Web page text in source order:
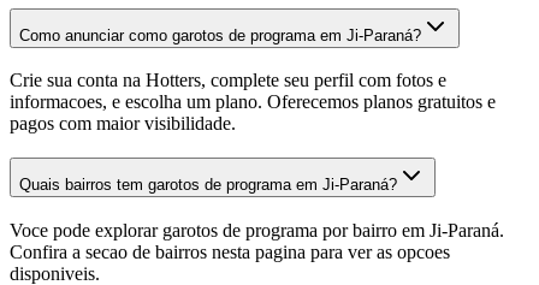
Como anunciar como garotos de programa em Ji-Paraná?
Crie sua conta na Hotters, complete seu perfil com fotos e
informacoes, e escolha um plano. Oferecemos planos gratuitos e
pagos com maior visibilidade.
Quais bairros tem garotos de programa em Ji-Paraná?
Voce pode explorar garotos de programa por bairro em Ji-Paraná.
Confira a secao de bairros nesta pagina para ver as opcoes
disponiveis.